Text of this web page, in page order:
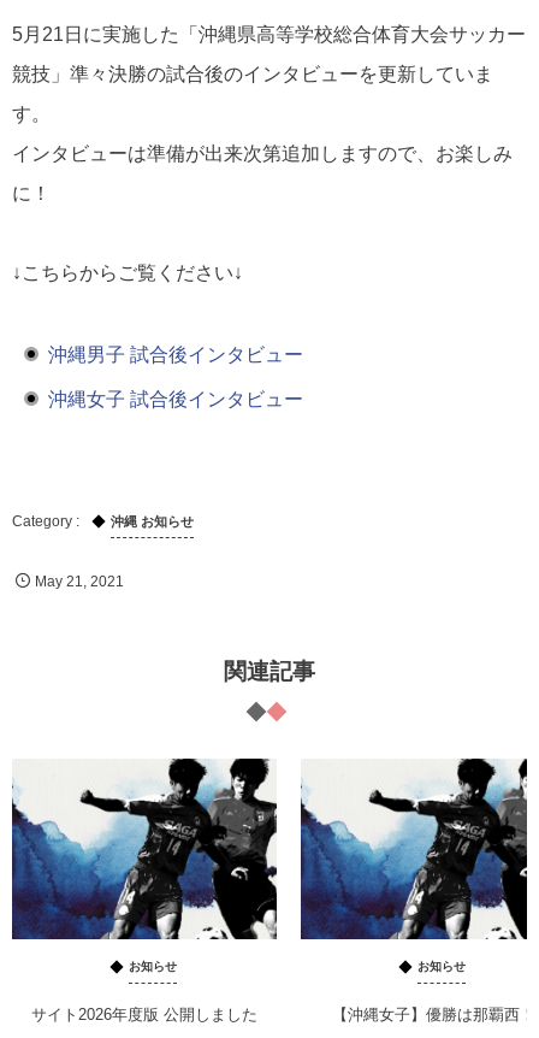
5月21日に実施した「沖縄県高等学校総合体育大会サッカー
競技」準々決勝の試合後のインタビューを更新していま
す。
インタビューは準備が出来次第追加しますので、お楽しみ
に！
↓こちらからご覧ください↓
沖縄男子 試合後インタビュー
沖縄女子 試合後インタビュー
沖縄 お知らせ
May 21 ,2021
関連記事
お知らせ
サイト2026年度版 公開しました
お知らせ
【沖縄女子】優勝は那覇西！